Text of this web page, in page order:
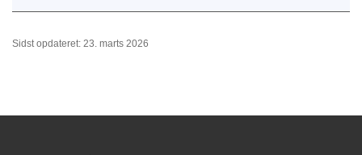
Sidst opdateret: 23. marts 2026